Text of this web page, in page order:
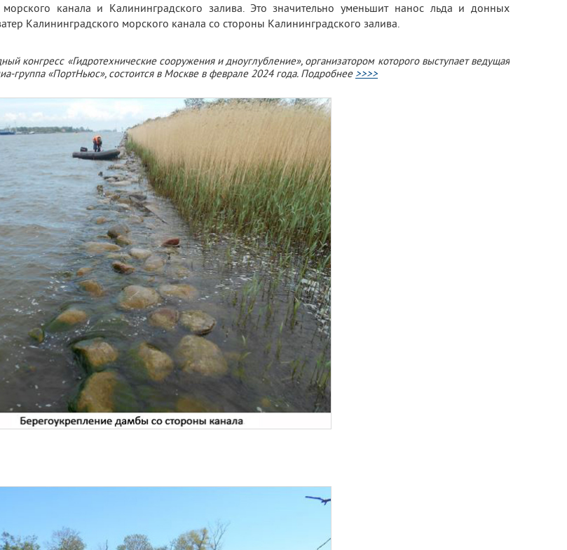
морского канала и Калининградского залива. Это значительно уменьшит нанос льда и донных
Калининградского морского канала со стороны Калининградского залива.
конгресс «Гидротехнические сооружения и дноуглубление», организатором которого выступает ведущая
группа «ПортНьюс», состоится в Москве в феврале 2024 года. Подробнее >>>>